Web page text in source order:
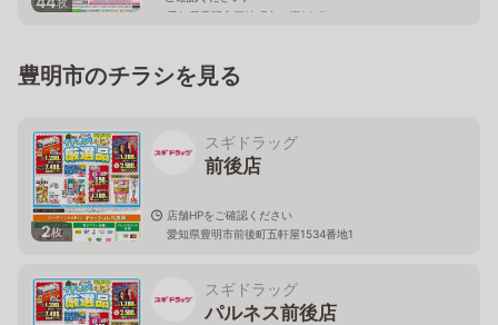
愛知県豊明市三崎町中の坪26-7
豊明市のチラシを見る
2枚
スギドラッグ
前後店
店舗HPをご確認ください
愛知県豊明市前後町五軒屋1534番地1
スギドラッグ
パルネス前後店